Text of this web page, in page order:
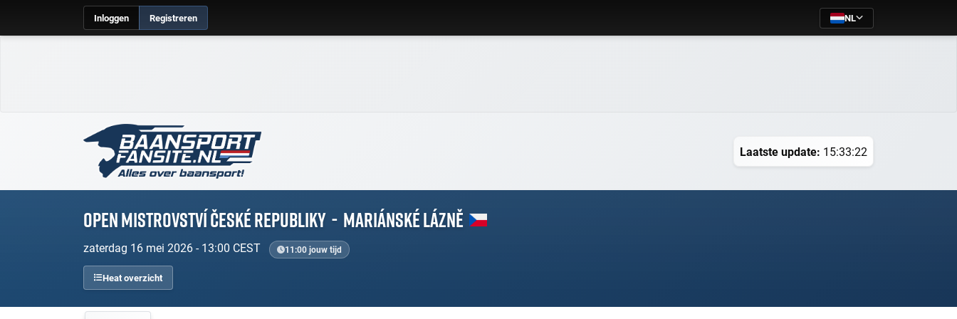
Inloggen Registreren NL
Laatste update: 15:33:22
Open Mistrovství České Republiky - Mariánské Lázně
zaterdag 16 mei 2026 - 13:00 CEST 11:00 jouw tijd
Heat overzicht